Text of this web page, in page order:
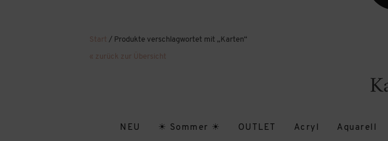
Start / Produkte verschlagwortet mit „Karten“
« zurück zur Übersicht
NEU ☀ Sommer ☀ OUTLET Acryl Aquarell